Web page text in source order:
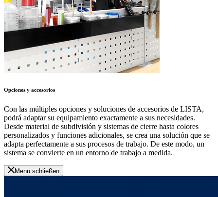
Opciones y accesorios
Con las múltiples opciones y soluciones de accesorios de LISTA,
podrá adaptar su equipamiento exactamente a sus necesidades.
Desde material de subdivisión y sistemas de cierre hasta colores
personalizados y funciones adicionales, se crea una solución que se
adapta perfectamente a sus procesos de trabajo. De este modo, un
sistema se convierte en un entorno de trabajo a medida.
Menü schließen